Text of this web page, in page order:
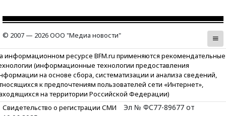
© 2007 — 2026 ООО "Медиа новости"
информационном ресурсе BFM.ru применяются рекомендательные
(информационные технологии предоставления
на основе сбора, систематизации и анализа сведений,
к предпочтениям пользователей сети «Интернет»,
на территории Российской Федерации)
Свидетельство о регистрации СМИ
Эл № ФС77-89677 от